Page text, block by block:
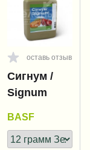
оставь отзыв
Сигнум /
Signum
BASF